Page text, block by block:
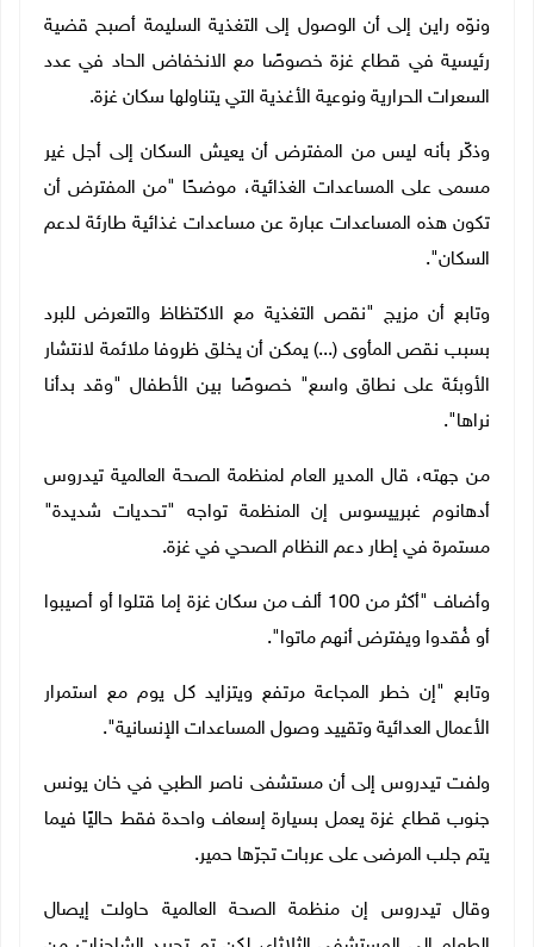
ونوّه راين إلى أن الوصول إلى التغذية السليمة أصبح قضية
رئيسية في قطاع غزة خصوصًا مع الانخفاض الحاد في عدد
السعرات الحرارية ونوعية الأغذية التي يتناولها سكان غزة.
وذكّر بأنه ليس من المفترض أن يعيش السكان إلى أجل غير
مسمى على المساعدات الغذائية، موضحًا "من المفترض أن
تكون هذه المساعدات عبارة عن مساعدات غذائية طارئة لدعم
السكان".
وتابع أن مزيج "نقص التغذية مع الاكتظاظ والتعرض للبرد
بسبب نقص المأوى (...) يمكن أن يخلق ظروفا ملائمة لانتشار
الأوبئة على نطاق واسع" خصوصًا بين الأطفال "وقد بدأنا
نراها".
من جهته، قال المدير العام لمنظمة الصحة العالمية تيدروس
أدهانوم غبرييسوس إن المنظمة تواجه "تحديات شديدة"
مستمرة في إطار دعم النظام الصحي في غزة.
وأضاف "أكثر من 100 ألف من سكان غزة إما قتلوا أو أصيبوا
أو فُقدوا ويفترض أنهم ماتوا".
وتابع "إن خطر المجاعة مرتفع ويتزايد كل يوم مع استمرار
الأعمال العدائية وتقييد وصول المساعدات الإنسانية".
ولفت تيدروس إلى أن مستشفى ناصر الطبي في خان يونس
جنوب قطاع غزة يعمل بسيارة إسعاف واحدة فقط حاليًا فيما
يتم جلب المرضى على عربات تجرّها حمير.
وقال تيدروس إن منظمة الصحة العالمية حاولت إيصال